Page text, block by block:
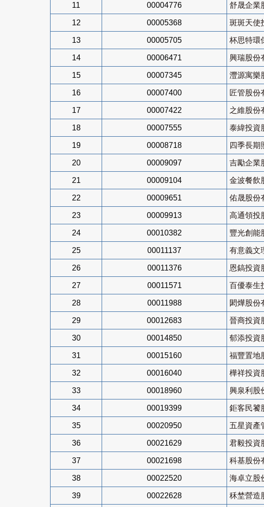
11 00004776 舒晟企業
12 00005368 斑斑天使
13 00005705 杯思特環
14 00006471 興瑞股份
15 00007345 灃源寓樂
16 00007400 匠管股份
17 00007422 之維股份
18 00007555 泰緯投資
19 00008718 四季長期
20 00009097 吉勵企業
21 00009104 金波餐飲
22 00009651 佑晟股份
23 00009913 高通領投
24 00010382 豐光創能
25 00011137 有意義文
26 00011376 恩鎬投資
27 00011571 百優泰生
28 00011988 閎燁股份
29 00012683 晉商投資
30 00014850 郁添投資
31 00015160 福豐置地
32 00016040 樺祥投資
33 00018960 興泉利股
34 00019399 鉅客民饕
35 00020950 五星資產
36 00021629 君毅投資
37 00021698 科基股份
38 00022520 海卓立股
39 00022628 秝埜營造